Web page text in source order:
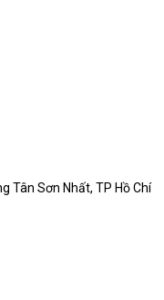
Tân Sơn Nhất, TP Hồ Chí